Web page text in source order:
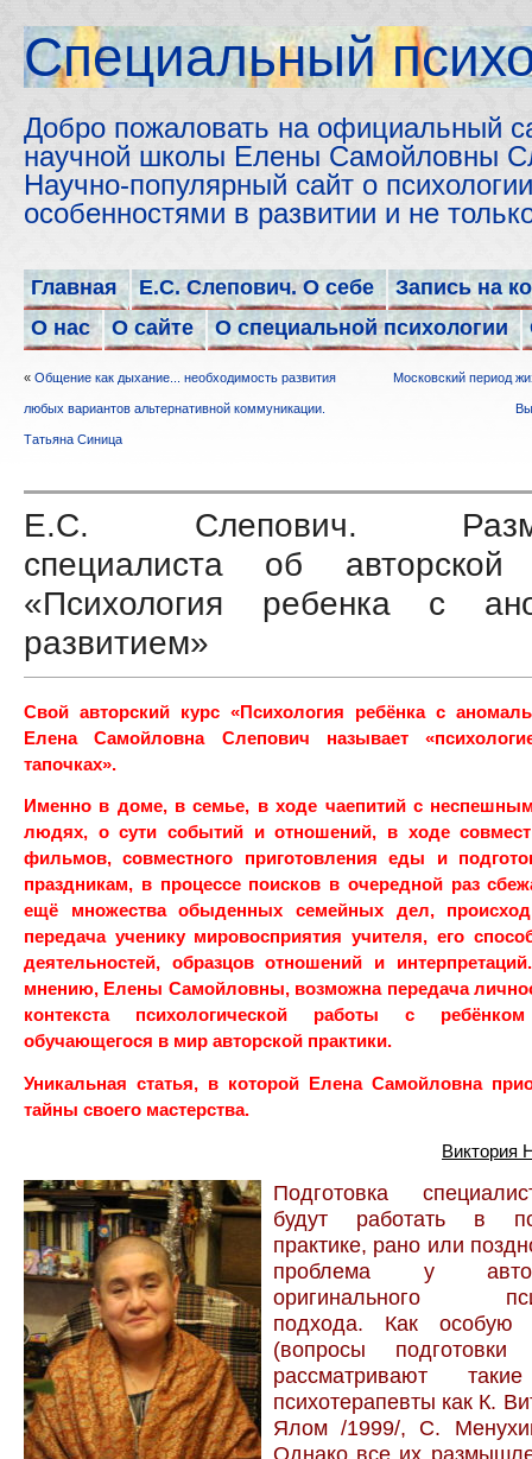
Cпециальный
Добро пожаловать на официальный
научной школы Елены Самойловны
Научно-популярный сайт о
особенностями в развитии и не
Главная Е.С. Слепович. О себе
Запись на
О нас
О сайте О специальной психологии
« Общение как дыхание... необходимость развития
любых вариантов альтернативной коммуникации.
Татьяна Синица
Московский период
Е.С. Слепович.
специалиста об авторской
«Психология ребенка с
развитием»
Свой авторский курс «Психология ребёнка с
Елена Самойловна Слепович называет
тапочках».
Именно в доме, в семье, в ходе чаепитий с
людях, о сути событий и отношений, в ходе
фильмов, совместного приготовления еды и
праздникам, в процессе поисков в очередной раз
ещё множества обыденных семейных дел,
передача ученику мировосприятия учителя, его
деятельностей, образцов отношений и
мнению, Елены Самойловны, возможна передача
контекста психологической работы с
обучающегося в мир авторской практики.
Уникальная статья, в которой Елена Самойловна
тайны своего мастерства.
Виктория
Подготовка
будут работать в
практике, рано или
проблема у
оригинального
подхода. Как особую
(вопросы подготовки
рассматривают
психотерапевты как К.
Ялом /1999/, С.
Однако все их